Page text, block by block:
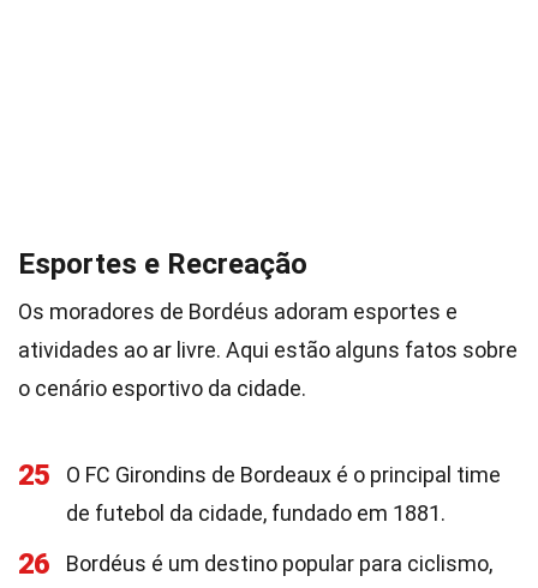
Esportes e Recreação
Os moradores de Bordéus adoram esportes e
atividades ao ar livre. Aqui estão alguns fatos sobre
o cenário esportivo da cidade.
25
O FC Girondins de Bordeaux é o principal time
de futebol da cidade, fundado em 1881.
26
Bordéus é um destino popular para ciclismo,